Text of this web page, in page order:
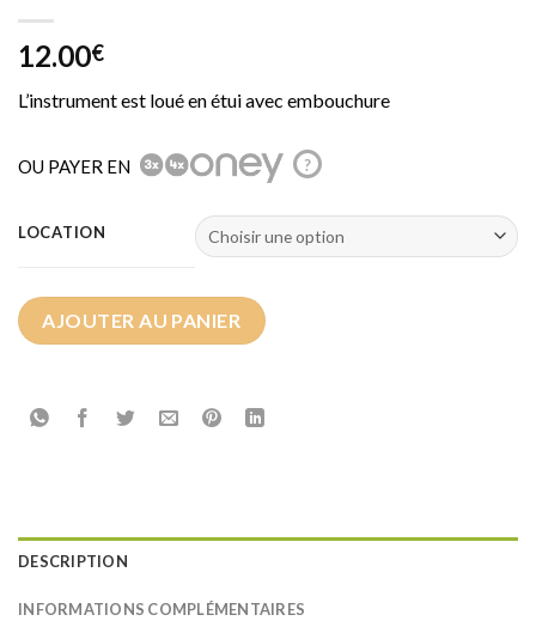
12.00€
L’instrument est loué en étui avec embouchure
OU PAYER EN ?
LOCATION
AJOUTER AU PANIER
DESCRIPTION
INFORMATIONS COMPLÉMENTAIRES